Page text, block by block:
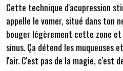
Cette technique d'acupression
appelle le vomer, situé dans ton
bouger légèrement cette zone
sinus. Ça détend les muqueuses
l'air. C'est pas de la magie, c'est